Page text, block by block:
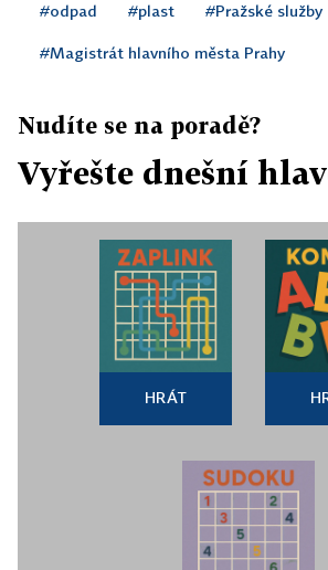
#odpad #plast #Pražské služby
#Magistrát hlavního města Prahy
Nudíte se na poradě?
Vyřešte dnešní
HRÁT